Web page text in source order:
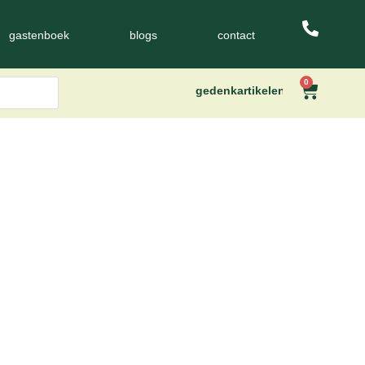
gastenboek blogs contact
gedenkartikelen
0